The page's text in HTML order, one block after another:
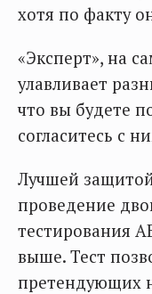
хотя по факту
«Эксперт», на
улавливает
что вы будете
согласитесь с
Лучшей
проведение
тестирования
выше. Тест
претендующих